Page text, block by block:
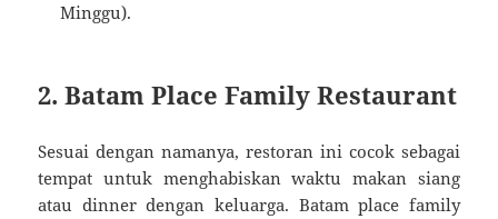
Minggu).
2. Batam Place Family Restaurant
Sesuai dengan namanya, restoran ini cocok sebagai
tempat untuk menghabiskan waktu makan siang
atau dinner dengan keluarga. Batam place family